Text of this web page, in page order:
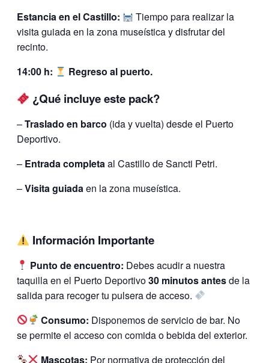
Estancia en el Castillo:
Tiempo para realizar la
visita guiada en la zona museística y disfrutar del
recinto.
14:00 h:
Regreso al puerto.
¿Qué incluye este pack?
–Traslado en barco (ida y vuelta) desde el Puerto
Deportivo.
– Entrada completaal Castillo de Sancti Petri.
–Visita guiadaen la zona museística.
Información Importante
Punto de encuentro: Debes acudir a nuestra
taquilla en el Puerto Deportivo30 minutos antesde la
salida para recoger tu pulsera de acceso.
Consumo: Disponemos de servicio de bar. No
se permite el acceso con comida o bebida del exterior.
Mascotas: Por normativa de protección del